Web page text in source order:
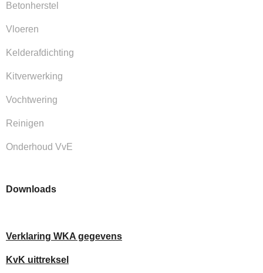
Betonherstel
Vloeren
Kelderafdichting
Kitverwerking
Vochtwering
Reinigen
Onderhoud VvE
Downloads
Verklaring WKA gegevens
KvK uittreksel